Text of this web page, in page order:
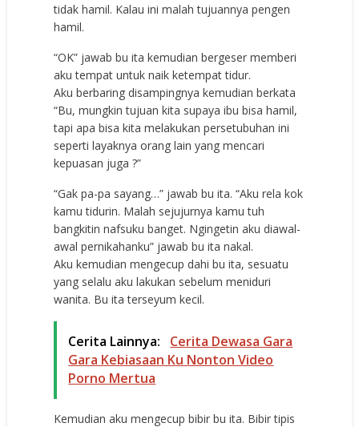
tidak hamil. Kalau ini malah tujuannya pengen
hamil.
“OK” jawab bu ita kemudian bergeser memberi
aku tempat untuk naik ketempat tidur.
Aku berbaring disampingnya kemudian berkata
“Bu, mungkin tujuan kita supaya ibu bisa hamil,
tapi apa bisa kita melakukan persetubuhan ini
seperti layaknya orang lain yang mencari
kepuasan juga ?”
“Gak pa-pa sayang…” jawab bu ita. “Aku rela kok
kamu tidurin. Malah sejujurnya kamu tuh
bangkitin nafsuku banget. Ngingetin aku diawal-
awal pernikahanku” jawab bu ita nakal.
Aku kemudian mengecup dahi bu ita, sesuatu
yang selalu aku lakukan sebelum meniduri
wanita. Bu ita terseyum kecil.
Cerita Lainnya:
Cerita Dewasa Gara
Gara Kebiasaan Ku Nonton Video
Porno Mertua
Kemudian aku mengecup bibir bu ita. Bibir tipis